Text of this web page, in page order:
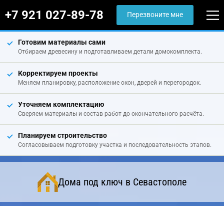
+7 921 027-89-78 Перезвоните мне
Готовим материалы сами
Отбираем древесину и подготавливаем детали домокомплекта.
Корректируем проекты
Меняем планировку, расположение окон, дверей и перегородок.
Уточняем комплектацию
Сверяем материалы и состав работ до окончательного расчёта.
Планируем строительство
Согласовываем подготовку участка и последовательность этапов.
Дома под ключ в Севастополе